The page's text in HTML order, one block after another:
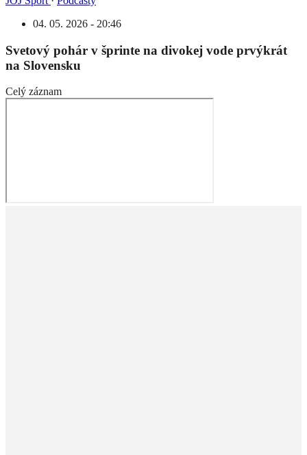
04. 05. 2026 - 20:46
Svetový pohár v šprinte na divokej vode prvýkrát
na Slovensku
Celý záznam